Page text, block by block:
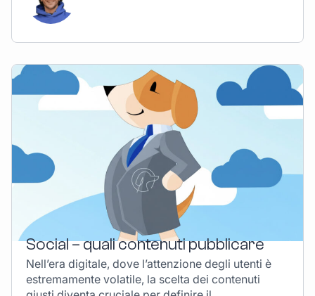
Social – quali contenuti pubblicare
Nell’era digitale, dove l’attenzione degli utenti è
estremamente volatile, la scelta dei contenuti